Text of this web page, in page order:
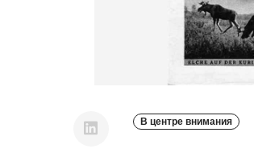
В центре внимания